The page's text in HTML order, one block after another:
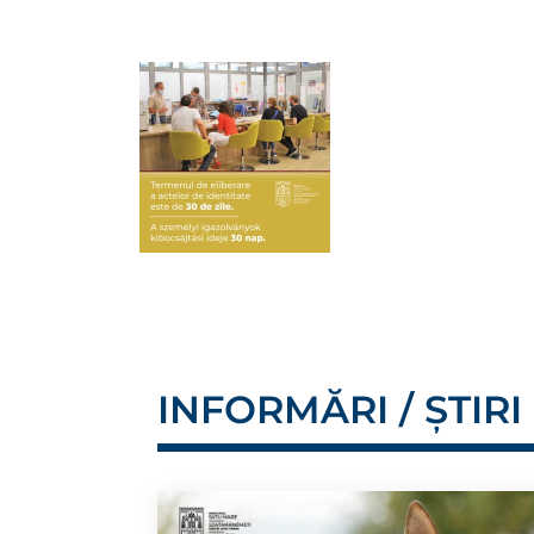
INFORMĂRI / ȘTIRI